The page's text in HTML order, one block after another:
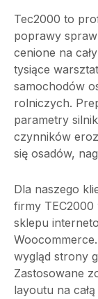
Tec2000 to
poprawy
cenione na
tysiące
samochodów
rolniczych.
parametry
czynników
się osadów,
Dla naszego
firmy TEC2000
sklepu
wygląd strony
Zastosowane
layoutu na